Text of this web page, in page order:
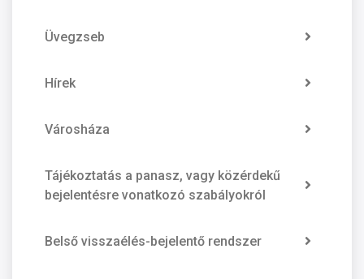
Üvegzseb
Hírek
Városháza
Tájékoztatás a panasz, vagy közérdekű
bejelentésre vonatkozó szabályokról
Belső visszaélés-bejelentő rendszer